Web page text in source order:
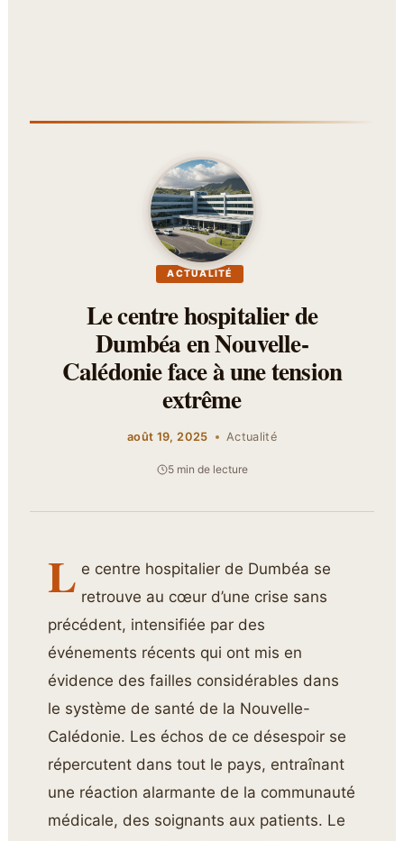
ACTUALITÉ
Le centre hospitalier de
Dumbéa en Nouvelle-
Calédonie face à une tension
extrême
août 19, 2025 Actualité
5 min de lecture
L e centre hospitalier de Dumbéa se
retrouve au cœur d’une crise sans
précédent, intensifiée par des
événements récents qui ont mis en
évidence des failles considérables dans
le système de santé de la Nouvelle-
Calédonie. Les échos de ce désespoir se
répercutent dans tout le pays, entraînant
une réaction alarmante de la communauté
médicale, des soignants aux patients. Le